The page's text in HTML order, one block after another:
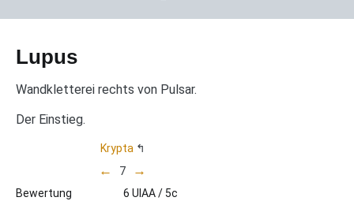
Lupus
Wandkletterei rechts von Pulsar.
Der Einstieg.
Krypta
← 7 →
Bewertung
6 UIAA / 5c